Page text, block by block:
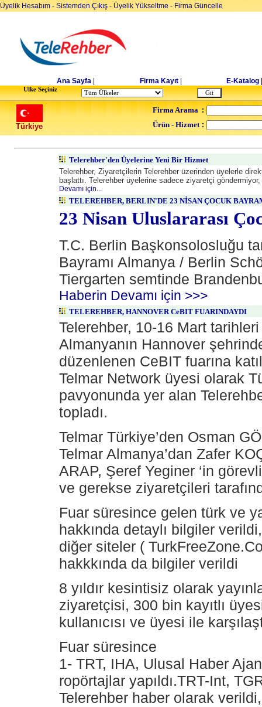
Üyelik Hesabım - Sistemden Çıkış - Üyelik Yükseltme - Firma Güncelle
Ana Sayfa Firma Kayıt E-Katalog
Ulke Seçiniz
Türkiye
Firma Arama :
Ürün - Hizmet :
Telerehber'den Üyelerine Yeni Bir Hizmet
Telerehber, Ziyaretçilerin Telerehber üzerinden üyelerle
başlattı. Telerehber üyelerine sadece ziyaretçi
Devamı için...
TELEREHBER, BERLIN'DE 23 NİSAN ÇOCUK
23 Nisan Uluslararası
T.C. Berlin Başkonsolosluğu
Bayramı Almanya / Berlin
Tiergarten semtinde
Haberin Devamı için >>>
TELEREHBER, HANNOVER CeBIT FUARINDAYDI
Telerehber, 10-16 Mart tarihleri
Almanyanın Hannover
düzenlenen CeBIT fuarına
Telmar Network üyesi olarak
pavyonunda yer alan
topladı.
Telmar Türkiye’den Osman
Telmar Almanya’dan Zafer
ARAP, Şeref Yeginer ‘in
ve gerekse ziyaretçileri
Fuar süresince gelen türk ve
hakkında detaylı bilgiler
diğer siteler (
hakkkında da bilgiler verildi
8 yıldır kesintisiz olarak
ziyaretçisi, 300 bin kayıtlı
kullanıcısı ve üyesi ile
Fuar süresince
1- TRT, IHA, Ulusal Haber
ropörtajlar yapıldı.TRT-Int,
Telerehber haber olarak